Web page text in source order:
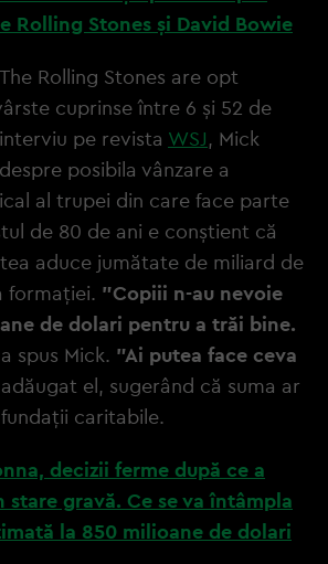
Rolling Stones și David Bowie
Rolling Stones are opt
cuprinse între 6 și 52 de
pe revista WSJ, Mick
posibila vânzare a
al trupei din care face parte
de 80 de ani e conștient că
aduce jumătate de miliard de
formației. "Copiii n-au nevoie
de dolari pentru a trăi bine.
spus Mick. "Ai putea face ceva
el, sugerând că suma ar
caritabile.
decizii ferme după ce a
stare gravă. Ce se va întâmpla
la 850 milioane de dolari